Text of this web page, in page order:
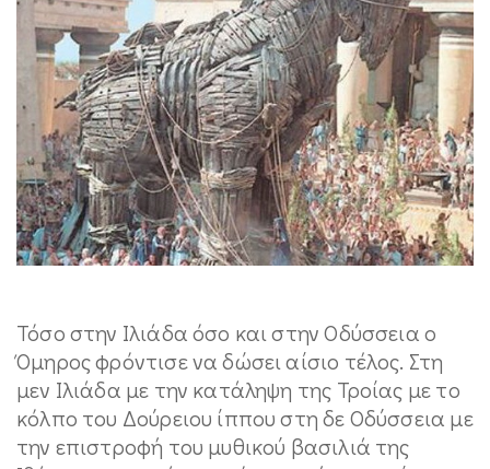
Τόσο στην Ιλιάδα όσο και στην Οδύσσεια ο
Όμηρος φρόντισε να δώσει αίσιο τέλος. Στη
μεν Ιλιάδα με την κατάληψη της Τροίας με το
κόλπο του Δούρειου ίππου στη δε Οδύσσεια με
την επιστροφή του μυθικού βασιλιά της